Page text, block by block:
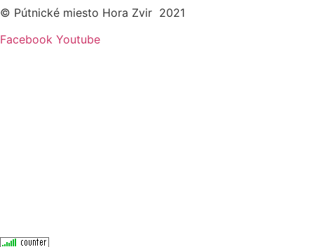
© Pútnické miesto Hora Zvir 2021
Facebook Youtube